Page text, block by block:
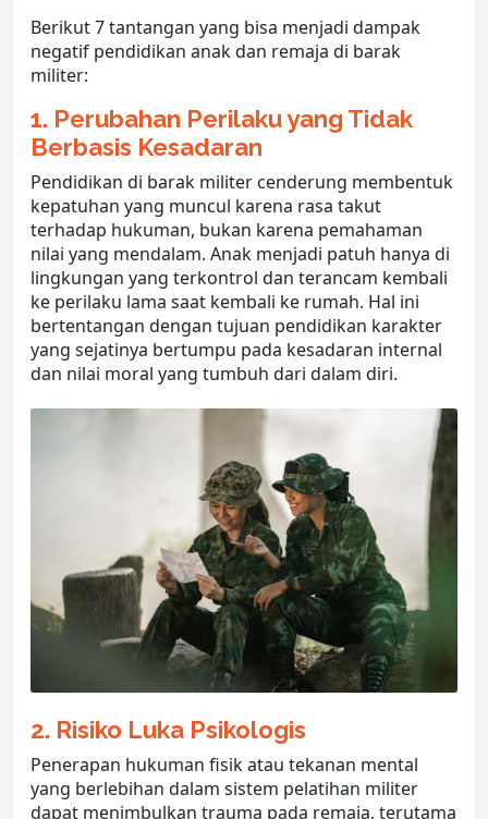
Berikut 7 tantangan yang bisa menjadi dampak
negatif pendidikan anak dan remaja di barak
militer:
1. Perubahan Perilaku yang Tidak
Berbasis Kesadaran
Pendidikan di barak militer cenderung membentuk
kepatuhan yang muncul karena rasa takut
terhadap hukuman, bukan karena pemahaman
nilai yang mendalam. Anak menjadi patuh hanya di
lingkungan yang terkontrol dan terancam kembali
ke perilaku lama saat kembali ke rumah. Hal ini
bertentangan dengan tujuan pendidikan karakter
yang sejatinya bertumpu pada kesadaran internal
dan nilai moral yang tumbuh dari dalam diri.
2. Risiko Luka Psikologis
Penerapan hukuman fisik atau tekanan mental
yang berlebihan dalam sistem pelatihan militer
dapat menimbulkan trauma pada remaja, terutama